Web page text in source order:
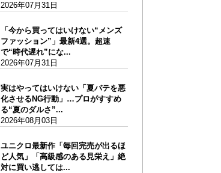
2026年07月31日
「今から買ってはいけない“メンズ
ファッション”」最新4選。超速
で“時代遅れ”にな...
2026年07月31日
実はやってはいけない「夏バテを悪
化させるNG行動」…プロがすすめ
る“夏のダルさ”...
2026年08月03日
ユニクロ最新作「毎回完売が出るほ
ど人気」「高級感のある見栄え」絶
対に買い逃しては...